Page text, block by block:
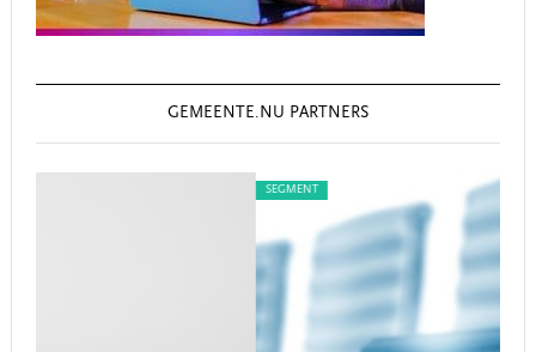
GEMEENTE.NU PARTNERS